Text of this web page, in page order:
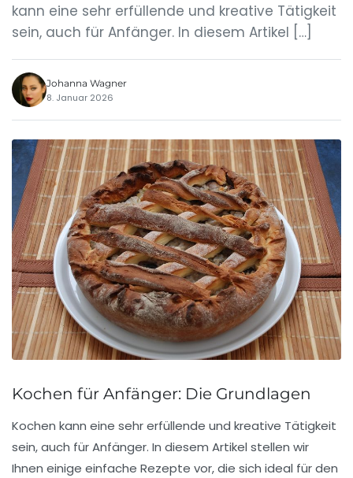
kann eine sehr erfüllende und kreative Tätigkeit
sein, auch für Anfänger. In diesem Artikel […]
Johanna Wagner
8. Januar 2026
Kochen für Anfänger: Die Grundlagen
Kochen kann eine sehr erfüllende und kreative Tätigkeit
sein, auch für Anfänger. In diesem Artikel stellen wir
Ihnen einige einfache Rezepte vor, die sich ideal für den